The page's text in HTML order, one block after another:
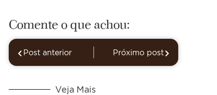
Comente o que achou:
Post anterior Próximo post
Veja Mais